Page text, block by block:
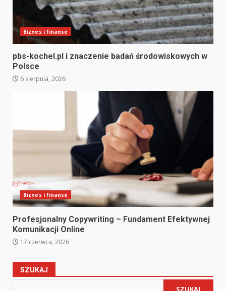
Biznes i finanse
pbs-kochel.pl i znaczenie badań środowiskowych w
Polsce
6 sierpnia, 2026
Biznes i finanse
Profesjonalny Copywriting – Fundament Efektywnej
Komunikacji Online
17 czerwca, 2026
SZUKAJ
SZUKAJ